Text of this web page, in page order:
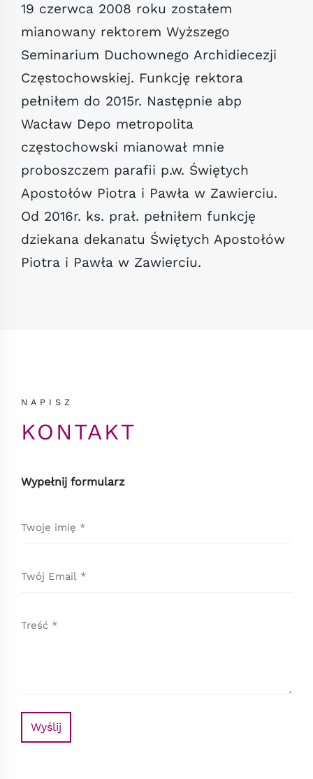
19 czerwca 2008 roku zostałem
mianowany rektorem Wyższego
Seminarium Duchownego Archidiecezji
Częstochowskiej. Funkcję rektora
pełniłem do 2015r. Następnie abp
Wacław Depo metropolita
częstochowski mianował mnie
proboszczem parafii p.w. Świętych
Apostołów Piotra i Pawła w Zawierciu.
Od 2016r. ks. prał. pełniłem funkcję
dziekana dekanatu Świętych Apostołów
Piotra i Pawła w Zawierciu.
NAPISZ
KONTAKT
Wypełnij formularz
Wyślij